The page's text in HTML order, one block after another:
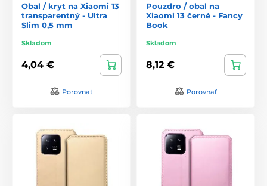
Obal / kryt na Xiaomi 13
transparentný - Ultra
Slim 0,5 mm
Skladom
4,04 €
Porovnať
Pouzdro / obal na
Xiaomi 13 černé - Fancy
Book
Skladom
8,12 €
Porovnať